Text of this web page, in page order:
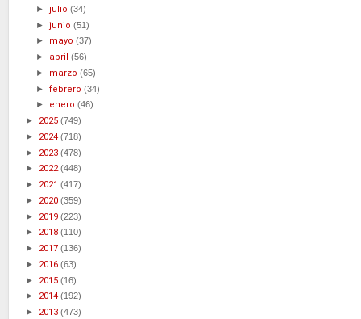
►julio(34)
►junio(51)
► mayo(37)
► abril(56)
► marzo(65)
►febrero(34)
► enero(46)
► 2025 (749)
► 2024 (718)
► 2023 (478)
► 2022(448)
► 2021 (417)
► 2020 (359)
► 2019 (223)
► 2018 (110)
► 2017 (136)
► 2016 (63)
► 2015 (16)
► 2014 (192)
► 2013 (473)